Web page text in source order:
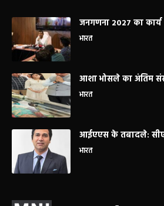
जनगणना 2027 का
भारत
आशा भोसले का अंतिम
भारत
आईएएस के तबादले:
भारत